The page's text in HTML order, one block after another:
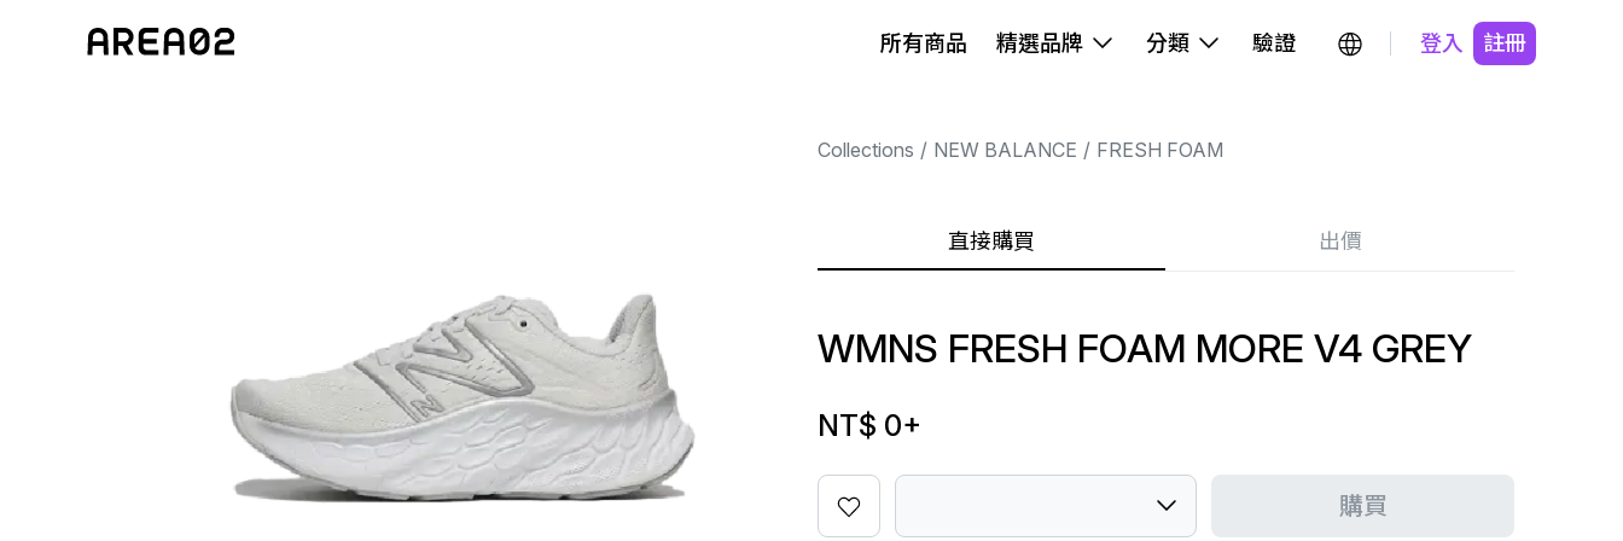
所有商品 精選品牌 分類 驗證 登入 註冊
Collections NEW BALANCE FRESH FOAM
直接購買 出價
WMNS FRESH FOAM MORE V4 GREY
NT$ 0+
購買